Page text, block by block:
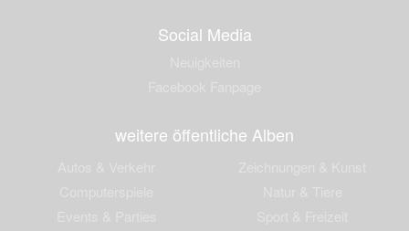
Social Media
weitere öffentliche Alben